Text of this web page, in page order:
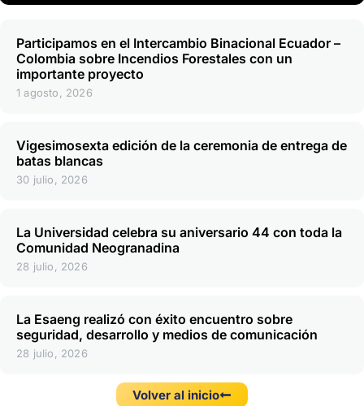
Participamos en el Intercambio Binacional Ecuador –
Colombia sobre Incendios Forestales con un
importante proyecto
1 agosto, 2026
Vigesimosexta edición de la ceremonia de entrega de
batas blancas
30 julio, 2026
La Universidad celebra su aniversario 44 con toda la
Comunidad Neogranadina
28 julio, 2026
La Esaeng realizó con éxito encuentro sobre
seguridad, desarrollo y medios de comunicación
28 julio, 2026
Volver al inicio